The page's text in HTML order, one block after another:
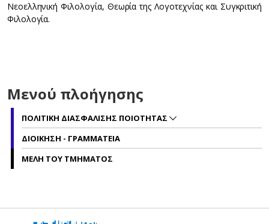
Νεοελληνική Φιλολογία, Θεωρία της Λογοτεχνίας και Συγκριτική
Φιλολογία.
Μενού πλοήγησης
ΠΟΛΙΤΙΚΗ ΔΙΑΣΦΑΛΙΣΗΣ ΠΟΙΟΤΗΤΑΣ
ΔΙΟΙΚΗΣΗ - ΓΡΑΜΜΑΤΕΙΑ
ΜΕΛΗ ΤΟΥ ΤΜΗΜΑΤΟΣ